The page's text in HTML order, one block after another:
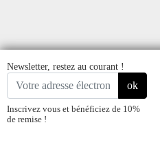
Newsletter, restez au courant !
ok
Inscrivez vous et bénéficiez de 10%
de remise !